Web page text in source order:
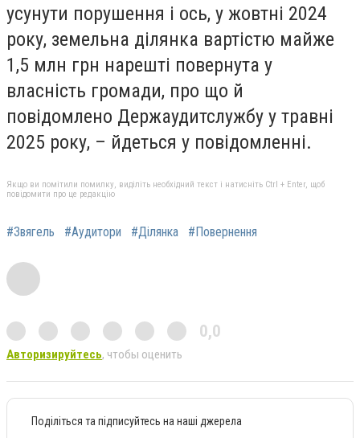
усунути порушення і ось, у жовтні 2024
року, земельна ділянка вартістю майже
1,5 млн грн нарешті повернута у
власність громади, про що й
повідомлено Держаудитслужбу у травні
2025 року, – йдеться у повідомленні.
Якщо ви помітили помилку, виділіть необхідний текст і натисніть Ctrl + Enter, щоб
повідомити про це редакцію
#Звягель #Аудитори #Ділянка #Повернення
0,0
Авторизируйтесь, чтобы оценить
Поділіться та підписуйтесь на наші джерела